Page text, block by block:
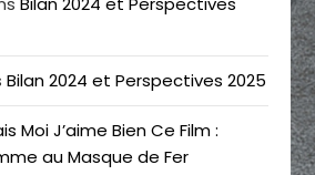
Bilan 2024 et Perspectives 2025
Moi J’aime Bien Ce Film :
au Masque de Fer